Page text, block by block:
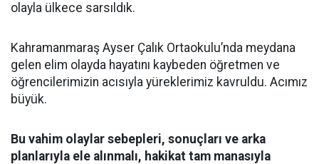
olayla ülkece sarsıldık.
Kahramanmaraş Ayser Çalık Ortaokulu’nda meydana
gelen elim olayda hayatını kaybeden öğretmen ve
öğrencilerimizin acısıyla yüreklerimiz kavruldu. Acımız
büyük.
Bu vahim olaylar sebepleri, sonuçları ve arka
planlarıyla ele alınmalı, hakikat tam manasıyla